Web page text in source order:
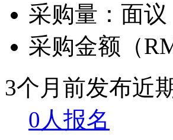
采购量： 面议
采购金额（
3个月前发布近
0人报名